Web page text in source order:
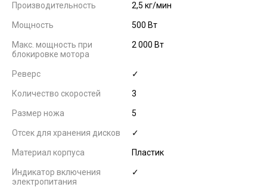
Производительность 2,5 кг/мин
Мощность 500 Вт
Макс. мощность при
блокировке мотора
2 000 Вт
Реверс ✓
Количество скоростей 3
Размер ножа 5
Отсек для хранения дисков ✓
Материал корпуса Пластик
Индикатор включения
электропитания
✓